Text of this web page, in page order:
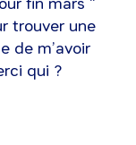
trouver une
de m’avoir
qui ?